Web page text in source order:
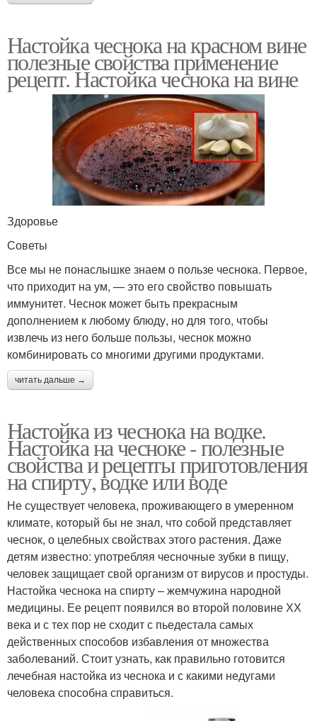
Настойка чеснока на красном вине
полезные свойства применение
рецепт. Настойка чеснока на вине
Здоровье
Советы
Все мы не понаслышке знаем о пользе чеснока. Первое,
что приходит на ум, — это его свойство повышать
иммунитет. Чеснок может быть прекрасным
дополнением к любому блюду, но для того, чтобы
извлечь из него больше пользы, чеснок можно
комбинировать со многими другими продуктами.
читать дальше →
Настойка из чеснока на водке.
Настойка на чесноке - полезные
свойства и рецепты приготовления
на спирту, водке или воде
Не существует человека, проживающего в умеренном
климате, который бы не знал, что собой представляет
чеснок, о целебных свойствах этого растения. Даже
детям известно: употребляя чесночные зубки в пищу,
человек защищает свой организм от вирусов и простуды.
Настойка чеснока на спирту – жемчужина народной
медицины. Ее рецепт появился во второй половине ХХ
века и с тех пор не сходит с пьедестала самых
действенных способов избавления от множества
заболеваний. Стоит узнать, как правильно готовится
лечебная настойка из чеснока и с какими недугами
человека способна справиться.